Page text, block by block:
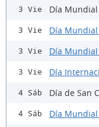
3 Vie Día
3 Vie Día
3 Vie Día
3 Vie Día
4 Sáb Día de San
4 Sáb Día